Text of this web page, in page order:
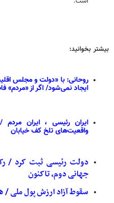
بیشتر بخوانید:
روحانی: با «دولت و مجلس
ایجاد نمی‌شود/ اگر از
ایران رئیسی ، ایران
واقعیت‌های تلخ کف خیابان
دولت رئیسی ثبت کرد /
جهانی دوم، تاکنون
سقوط آزاد ارزش پول ملی / هر ریال = ۲۶ ده